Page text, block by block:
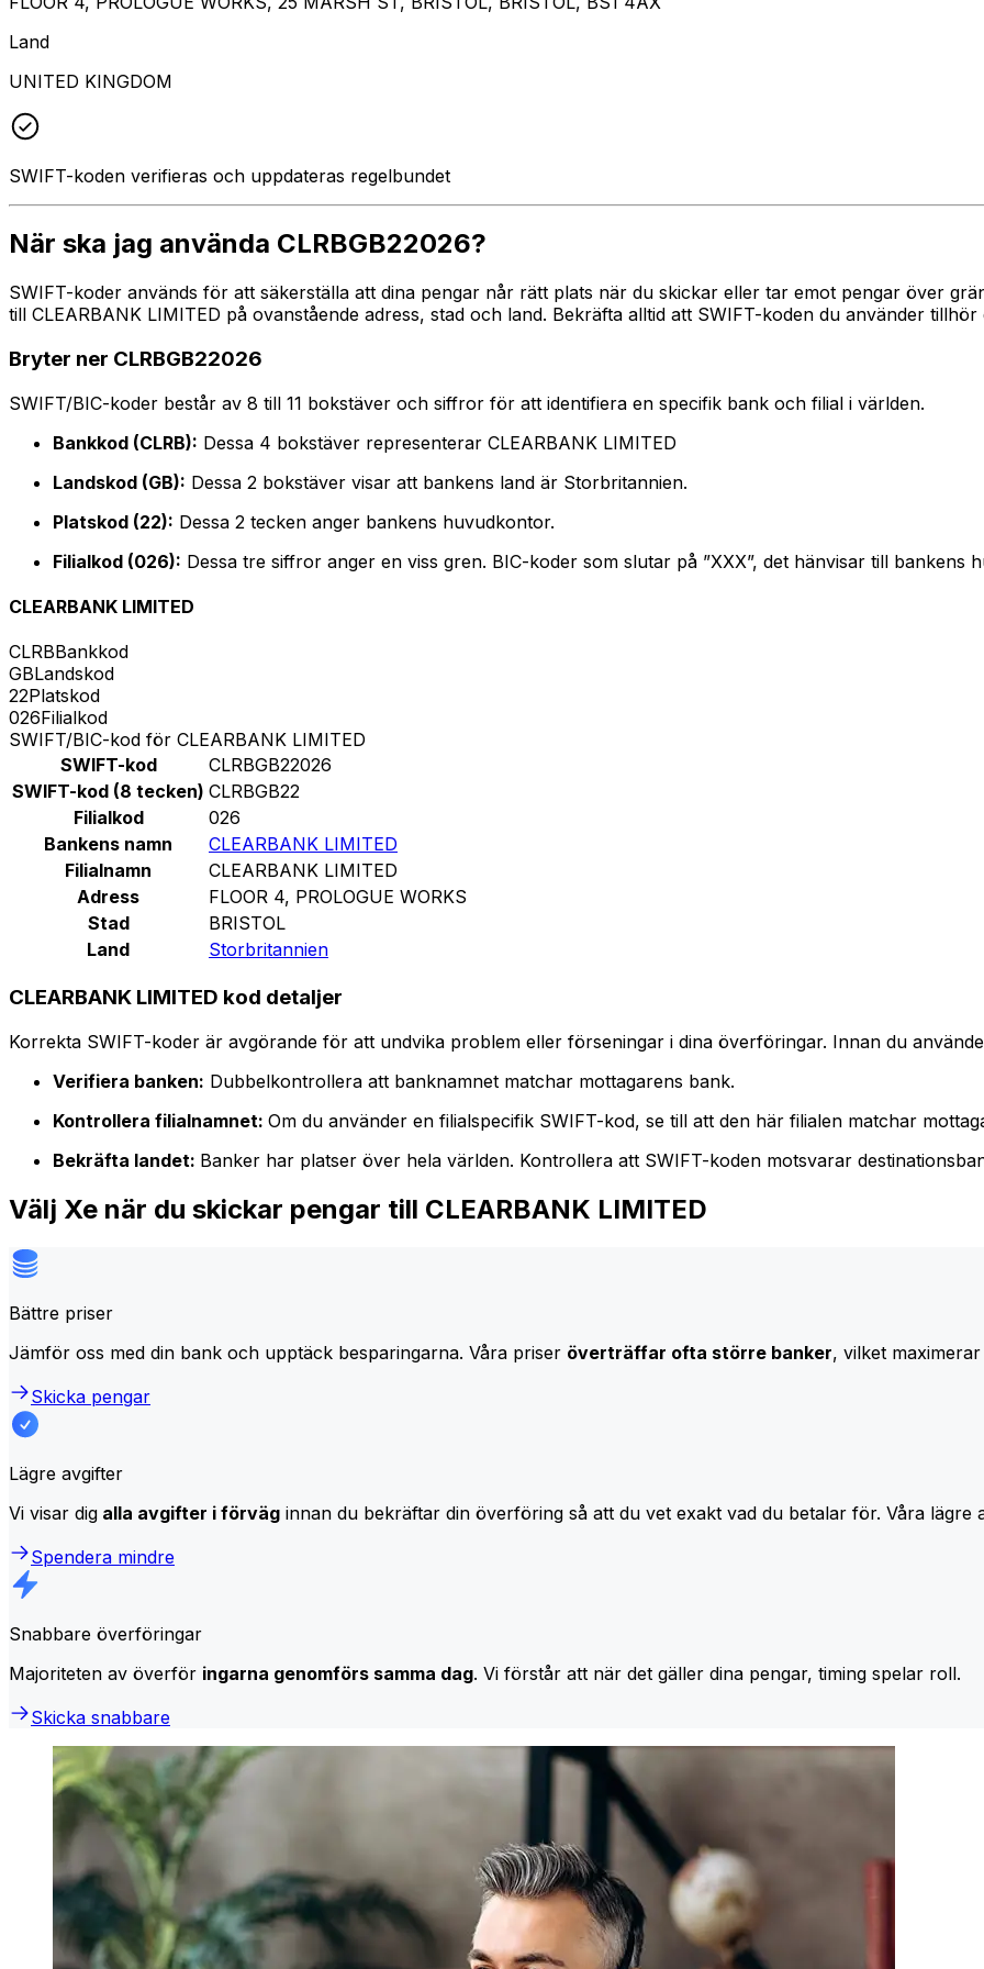
Land
UNITED KINGDOM
SWIFT-koden verifieras och uppdateras regelbundet
När ska jag använda CLRBGB22026?
SWIFT-koder används för att säkerställa att dina pengar når rätt plats när du skickar eller tar emot pengar över
till CLEARBANK LIMITED på ovanstående adress, stad och land. Bekräfta alltid att SWIFT-koden du använder tillhör
Bryter ner CLRBGB22026
SWIFT/BIC-koder består av 8 till 11 bokstäver och siffror för att identifiera en specifik bank och filial i världen.
Bankkod (CLRB): Dessa 4 bokstäver representerar CLEARBANK LIMITED
Landskod (GB): Dessa 2 bokstäver visar att bankens land är Storbritannien.
Platskod (22): Dessa 2 tecken anger bankens huvudkontor.
Filialkod (026): Dessa tre siffror anger en viss gren. BIC-koder som slutar på ”XXX”, det hänvisar till bankens
CLEARBANK LIMITED
CLRBBankkod
GBLandskod
22Platskod
026Filialkod
SWIFT/BIC-kod för CLEARBANK LIMITED
SWIFT-kod
CLRBGB22026
SWIFT-kod (8 tecken) CLRBGB22
Filialkod
026
Bankens namn
CLEARBANK LIMITED
Filialnamn
CLEARBANK LIMITED
Adress
FLOOR 4, PROLOGUE WORKS
Stad
BRISTOL
Land
Storbritannien
CLEARBANK LIMITED kod detaljer
Korrekta SWIFT-koder är avgörande för att undvika problem eller förseningar i dina överföringar. Innan du
Verifiera banken: Dubbelkontrollera att banknamnet matchar mottagarens bank.
Kontrollera filialnamnet: Om du använder en filialspecifik SWIFT-kod, se till att den här filialen matchar
Bekräfta landet: Banker har platser över hela världen. Kontrollera att SWIFT-koden motsvarar
Välj Xe när du skickar pengar till CLEARBANK LIMITED
Bättre priser
Jämför oss med din bank och upptäck besparingarna. Våra priser överträffar ofta större banker, vilket
Skicka pengar
Lägre avgifter
Vi visar dig alla avgifter i förväg innan du bekräftar din överföring så att du vet exakt vad du betalar för. Våra lägre
Spendera mindre
Snabbare överföringar
Majoriteten av överför ingarna genomförs samma dag. Vi förstår att när det gäller dina pengar, timing spelar roll.
Skicka snabbare